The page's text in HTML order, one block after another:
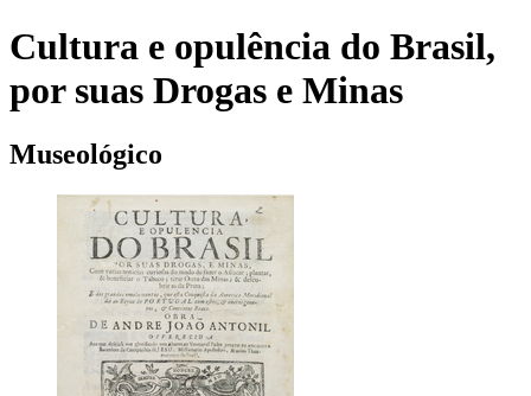
Cultura e opulência do Brasil,
por suas Drogas e Minas
Museológico